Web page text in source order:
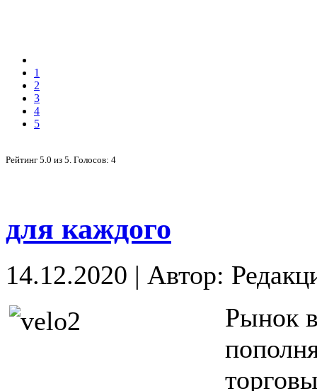
1
2
3
4
5
Рейтинг 5.0 из 5 . Голосов: 4
для каждого
14.12.2020 | Автор:
Рынок